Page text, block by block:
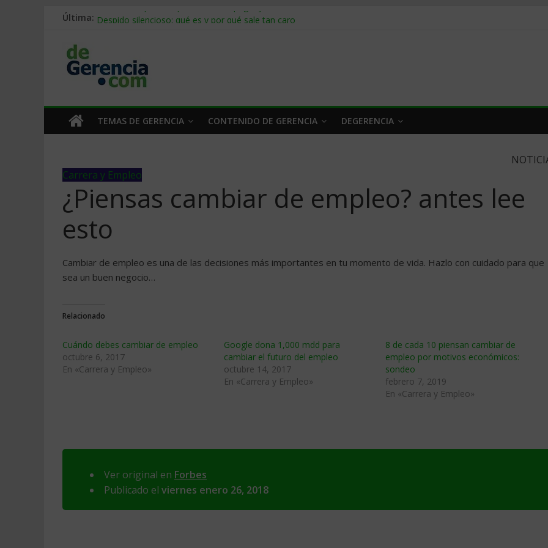
Última: Stablecoins para empresas: cómo pagar y cobrar en 2026
Trabajo forzoso en la cadena de suministro: qué hacer
Mercado hispano de EE. UU.: cómo segmentarlo y venderle
TEMAS DE GERENCIA CONTENIDO DE GERENCIA DEGERENCIA
Carrera y Empleo
¿Piensas cambiar de empleo? antes lee
esto
Cambiar de empleo es una de las decisiones más importantes en tu momento de vida. Hazlo con cuidado para que
sea un buen negocio…
Relacionado
Cuándo debes cambiar de empleo
octubre 6, 2017
En «Carrera y Empleo»
Google dona 1,000 mdd para
cambiar el futuro del empleo
octubre 14, 2017
En «Carrera y Empleo»
8 de cada 10 piensan cambiar de
empleo por motivos económicos:
sondeo
febrero 7, 2019
En «Carrera y Empleo»
Ver original en Forbes
Publicado el viernes enero 26, 2018